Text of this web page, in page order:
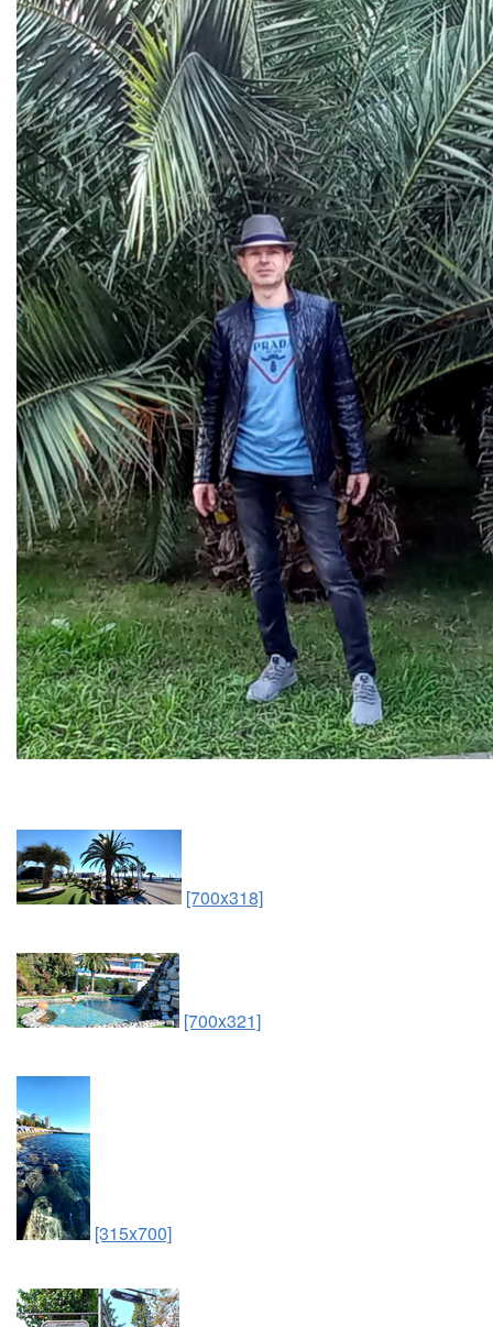
[700x318]
[700x321]
[315x700]